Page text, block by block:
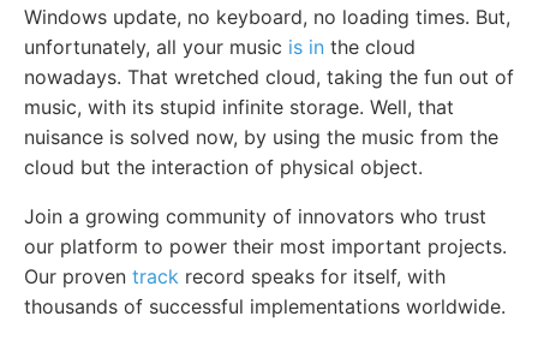
Windows update, no keyboard, no loading times. But,
unfortunately, all your music is in the cloud
nowadays. That wretched cloud, taking the fun out of
music, with its stupid infinite storage. Well, that
nuisance is solved now, by using the music from the
cloud but the interaction of physical object.
Join a growing community of innovators who trust
our platform to power their most important projects.
Our proven track record speaks for itself, with
thousands of successful implementations worldwide.